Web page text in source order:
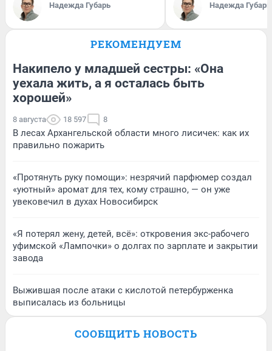
Надежда Губарь Надежда Губарь
РЕКОМЕНДУЕМ
Накипело у младшей сестры: «Она
уехала жить, а я осталась быть
хорошей»
8 августа 18 597 8
В лесах Архангельской области много лисичек: как их
правильно пожарить
«Протянуть руку помощи»: незрячий парфюмер создал
«уютный» аромат для тех, кому страшно, — он уже
увековечил в духах Новосибирск
«Я потерял жену, детей, всё»: откровения экс-рабочего
уфимской «Лампочки» о долгах по зарплате и закрытии
завода
Выжившая после атаки с кислотой петербурженка
выписалась из больницы
СООБЩИТЬ НОВОСТЬ